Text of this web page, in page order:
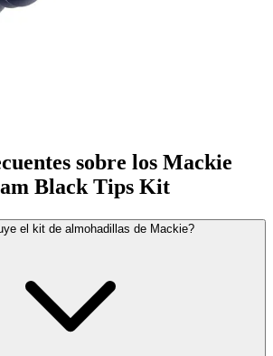
sobre los Mackie
Black Tips Kit
el kit de almohadillas de Mackie?